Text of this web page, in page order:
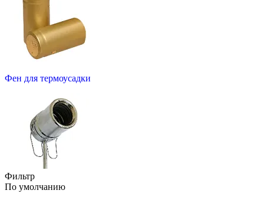
Фен для термоусадки
Фильтр
По умолчанию